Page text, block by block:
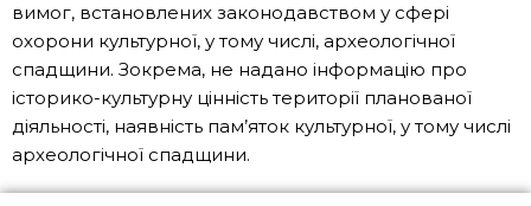
вимог, встановлених законодавством у сфері
охорони культурної, у тому числі, археологічної
спадщини. Зокрема, не надано інформацію про
історико-культурну цінність території планованої
діяльності, наявність пам’яток культурної, у тому числі
археологічної спадщини.